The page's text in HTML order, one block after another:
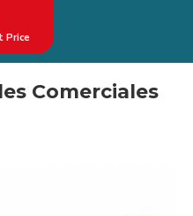
Price
Comerciales